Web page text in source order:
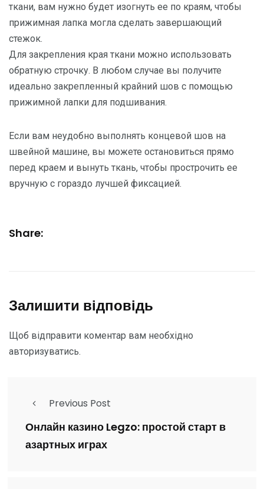
ткани, вам нужно будет изогнуть ее по краям, чтобы
прижимная лапка могла сделать завершающий
стежок.
Для закрепления края ткани можно использовать
обратную строчку. В любом случае вы получите
идеально закрепленный крайний шов с помощью
прижимной лапки для подшивания.
Если вам неудобно выполнять концевой шов на
швейной машине, вы можете остановиться прямо
перед краем и вынуть ткань, чтобы прострочить ее
вручную с гораздо лучшей фиксацией.
Share:
Залишити відповідь
Щоб відправити коментар вам необхідно
авторизуватись.
Previous Post
Онлайн казино Legzo: простой старт в
азартных играх